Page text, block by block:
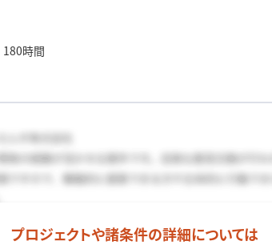
時間
プロジェクトや諸条件の詳細については